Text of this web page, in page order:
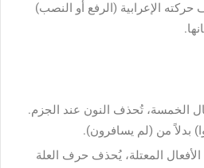
الإعرابية (الرفع أو النصب)
الخمسة، تُحذف النون عند الجزم.
بدلاً من (لم يسافرون).
المعتلة، يُحذف حرف العلة